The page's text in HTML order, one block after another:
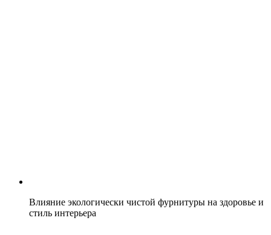
Влияние экологически чистой фурнитуры на здоровье и
стиль интерьера